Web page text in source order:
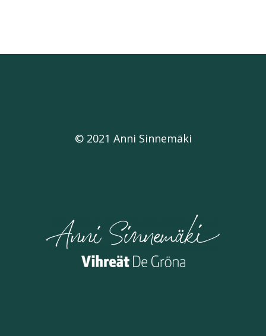
© 2021 Anni Sinnemäki